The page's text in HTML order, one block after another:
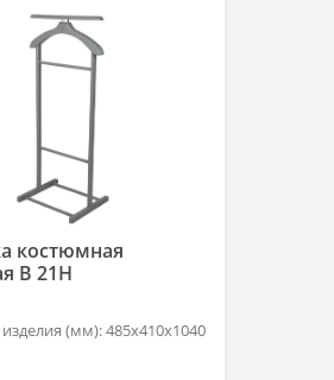
костюмная
В 21H
(мм): 485х410х1040